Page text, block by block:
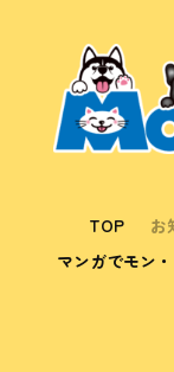
TOP お
マンガでモン